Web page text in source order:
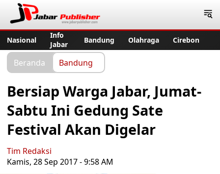
Nasional
Info
Jabar
Bandung Olahraga Cirebon
Beranda Bandung
Bersiap Warga Jabar, Jumat-
Sabtu Ini Gedung Sate
Festival Akan Digelar
Tim Redaksi
Kamis, 28 Sep 2017 - 9:58 AM